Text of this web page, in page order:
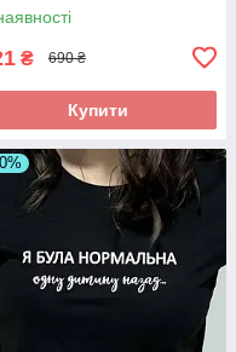
₴ 690 ₴
Купити